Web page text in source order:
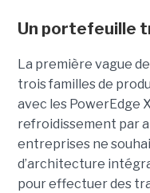
Un portefeuille
La première vague
trois familles de
avec les PowerEdge
refroidissement par
entreprises ne
d’architecture
pour effectuer des